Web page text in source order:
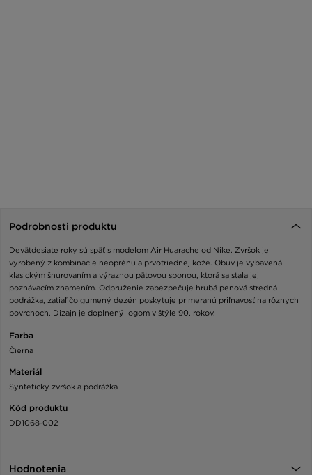
Podrobnosti produktu
Deväťdesiate roky sú späť s modelom Air Huarache od Nike. Zvršok je
vyrobený z kombinácie neoprénu a prvotriednej kože. Obuv je vybavená
klasickým šnurovaním a výraznou pätovou sponou, ktorá sa stala jej
poznávacím znamením. Odpruženie zabezpečuje hrubá penová stredná
podrážka, zatiaľ čo gumený dezén poskytuje primeranú priľnavosť na rôznych
povrchoch. Dizajn je doplnený logom v štýle 90. rokov.
Farba
Čierna
Materiál
Syntetický zvršok a podrážka
Kód produktu
DD1068-002
Hodnotenia